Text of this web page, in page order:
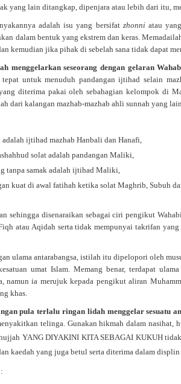
yang lain ditangkap, dipenjara atau lebih dari itu,
adalah isu yang bersifat zhonni atau
dalam bentuk yang ekstrem dan keras.
kemudian jika pihak di sebelah sana tidak dapat
menggelarkan seseorang dengan gelaran
untuk menuduh pandangan ijtihad selain
diterima pakai oleh sebahagian kelompok di
dari kalangan mazhab-mazhab ahli sunnah yang
ijtihad mazhab Hanbali dan Hanafi,
solat adalah pandangan Maliki,
tanpa samak adalah ijtihad Maliki,
kuat di awal fatihah ketika solat Maghrib, Subuh
sehingga disenaraikan sebagai ciri pengikut
atau Aqidah serta tidak mempunyai takrifan
ulama antarabangsa, istilah itu dipelopori oleh
umat Islam. Memang benar, terdapat
namun ia merujuk kepada pengikut aliran
khas.
pula terlalu ringan lidah menggelar sesuatu
telinga. Gunakan hikmah dalam nasihat,
YANG DIYAKINI KITA SEBAGAI KUKUH
kaedah yang juga betul serta diterima dalam